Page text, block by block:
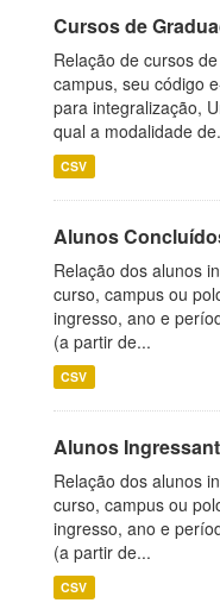
Cursos de
Relação de cursos
campus, seu código
para integralização,
qual a modalidade
CSV
Alunos
Relação dos alunos
curso, campus ou
ingresso, ano e
(a partir de...
CSV
Alunos
Relação dos alunos
curso, campus ou
ingresso, ano e
(a partir de...
CSV